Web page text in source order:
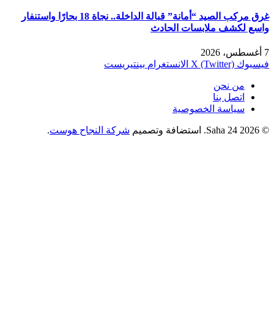
غرق مركب الصيد “أمانة” قبالة الداخلة.. نجاة 18 بحارًا واستنفار
واسع لكشف ملابسات الحادث
7 أغسطس، 2026
فيسبوك X (Twitter) الانستغرام بينتيريست
من نحن
اتصل بنا
سياسة الخصوصية
© 2026 Saha 24. استضافة وتصميم شركة النجاح هوست.